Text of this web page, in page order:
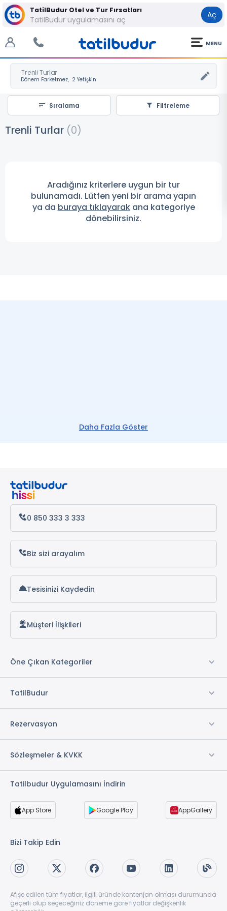
TatilBudur Otel ve Tur Fırsatları
TatilBudur uygulamasını aç Aç
MENU
Trenli Turlar
Sıralama Filtreleme
Trenli Turlar (0)
Aradığınız kriterlere uygun bir tur
bulunamadı. Lütfen yeni bir arama yapın
ya da buraya tıklayarakana kategoriye
dönebilirsiniz.
Daha Fazla Göster
0 850 333 3 333
Biz sizi arayalım
Tesisinizi Kaydedin
Müşteri İlişkileri
Öne Çıkan Kategoriler
TatilBudur
Rezervasyon
Sözleşmeler & KVKK
Tatilbudur Uygulamasını İndirin
App Store Google Play AppGallery
Bizi Takip Edin
Afişe edilen tüm fiyatlar, ilgili üründe kontenjan olması durumunda
geçerli olup seçeceğiniz döneme göre fiyatlar değişkenlik